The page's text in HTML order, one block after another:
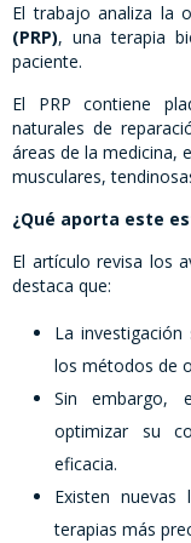
El trabajo analiza la
(PRP), una terapia
paciente.
El PRP contiene
naturales de
áreas de la medicina,
musculares,
¿Qué aporta este
El artículo revisa los
destaca que:
La
los métodos de
Sin embargo,
optimizar su
eficacia.
Existen
terapias más